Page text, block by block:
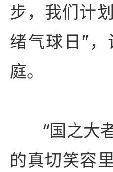
步，我们计
绪气球日”
庭。
“国之大
的真切笑容